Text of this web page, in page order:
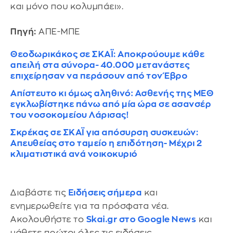
και μόνο που κολυμπάει».
Πηγή: ΑΠΕ-ΜΠΕ
Θεοδωρικάκος σε ΣΚΑΪ: Αποκρούουμε κάθε
απειλή στα σύνορα- 40.000 μετανάστες
επιχείρησαν να περάσουν από τον Έβρο
Απίστευτο κι όμως αληθινό: Ασθενής της ΜΕΘ
εγκλωβίστηκε πάνω από μία ώρα σε ασανσέρ
του νοσοκομείου Λάρισας!
Σκρέκας σε ΣΚΑΪ για απόσυρση συσκευών:
Απευθείας στο ταμείο η επιδότηση- Μέχρι 2
κλιματιστικά ανά νοικοκυριό
Διαβάστε τις Ειδήσεις σήμερα και
ενημερωθείτε για τα πρόσφατα νέα.
Ακολουθήστε το Skai.gr στο Google News και